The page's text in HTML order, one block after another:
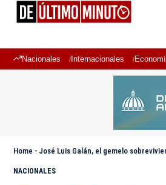
Nacionales Internacionales
Home - José Luis Galán, el gemelo
NACIONALES